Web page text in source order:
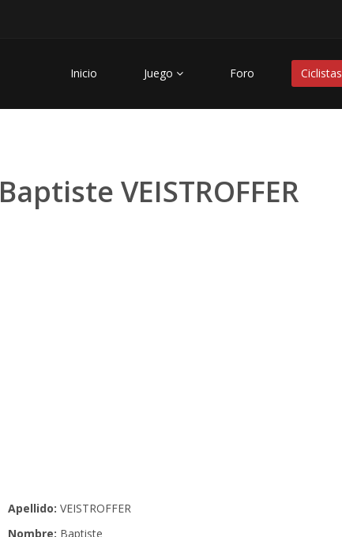
Inicio Juego Foro Ciclistas
Baptiste VEISTROFFER
Apellido: VEISTROFFER
Nombre: Baptiste